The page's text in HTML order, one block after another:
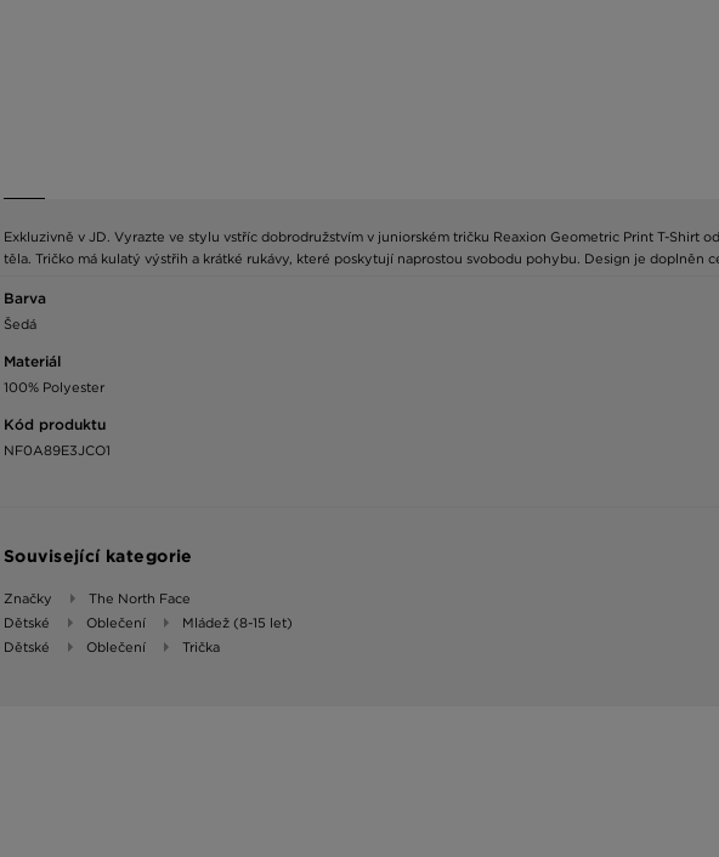
Exkluzivně v JD. Vyrazte ve stylu vstříc dobrodružstvím v juniorském tričku Reaxion Geometric Print T-
těla. Tričko má kulatý výstřih a krátké rukávy, které poskytují naprostou svobodu pohybu. Design je
Barva
Šedá
Materiál
100% Polyester
Kód produktu
NF0A89E3JCO1
Související kategorie
Značky
The North Face
Dětské
Oblečení
Mládež (8-15 let)
Dětské
Oblečení Trička